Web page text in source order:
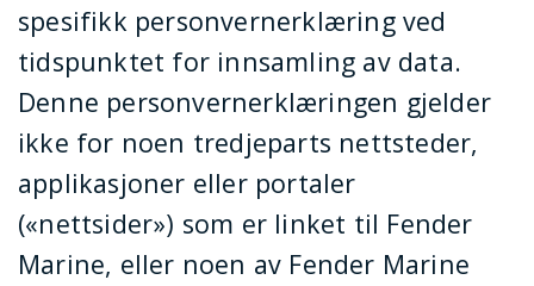
spesifikk personvernerklæring ved
tidspunktet for innsamling av data.
Denne personvernerklæringen gjelder
ikke for noen tredjeparts nettsteder,
applikasjoner eller portaler
(«nettsider») som er linket til Fender
Marine, eller noen av Fender Marine